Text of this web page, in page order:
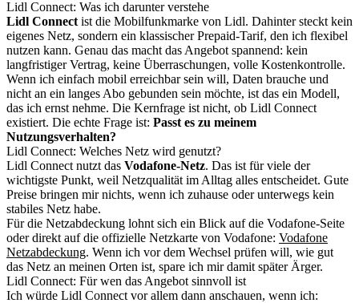
Lidl Connect: Was ich darunter verstehe
Lidl Connect ist die Mobilfunkmarke von Lidl. Dahinter steckt kein
eigenes Netz, sondern ein klassischer Prepaid-Tarif, den ich flexibel
nutzen kann. Genau das macht das Angebot spannend: kein
langfristiger Vertrag, keine Überraschungen, volle Kostenkontrolle.
Wenn ich einfach mobil erreichbar sein will, Daten brauche und
nicht an ein langes Abo gebunden sein möchte, ist das ein Modell,
das ich ernst nehme. Die Kernfrage ist nicht, ob Lidl Connect
existiert. Die echte Frage ist: Passt es zu meinem
Nutzungsverhalten?
Lidl Connect: Welches Netz wird genutzt?
Lidl Connect nutzt das Vodafone-Netz. Das ist für viele der
wichtigste Punkt, weil Netzqualität im Alltag alles entscheidet. Gute
Preise bringen mir nichts, wenn ich zuhause oder unterwegs kein
stabiles Netz habe.
Für die Netzabdeckung lohnt sich ein Blick auf die Vodafone-Seite
oder direkt auf die offizielle Netzkarte von Vodafone: Vodafone
Netzabdeckung. Wenn ich vor dem Wechsel prüfen will, wie gut
das Netz an meinen Orten ist, spare ich mir damit später Ärger.
Lidl Connect: Für wen das Angebot sinnvoll ist
Ich würde Lidl Connect vor allem dann anschauen, wenn ich: